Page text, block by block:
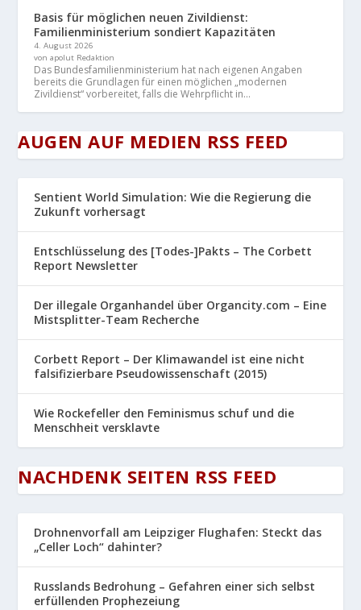
Basis für möglichen neuen Zivildienst:
Familienministerium sondiert Kapazitäten
4. August 2026
von apolut Redaktion
Das Bundesfamilienministerium hat nach eigenen Angaben
bereits die Grundlagen für einen möglichen „modernen
Zivildienst“ vorbereitet, falls die Wehrpflicht in...
AUGEN AUF MEDIEN RSS FEED
Sentient World Simulation: Wie die Regierung die
Zukunft vorhersagt
Entschlüsselung des [Todes-]Pakts – The Corbett
Report Newsletter
Der illegale Organhandel über Organcity.com – Eine
Mistsplitter-Team Recherche
Corbett Report – Der Klimawandel ist eine nicht
falsifizierbare Pseudowissenschaft (2015)
Wie Rockefeller den Feminismus schuf und die
Menschheit versklavte
NACHDENK SEITEN RSS FEED
Drohnenvorfall am Leipziger Flughafen: Steckt das
„Celler Loch“ dahinter?
Russlands Bedrohung – Gefahren einer sich selbst
erfüllenden Prophezeiung